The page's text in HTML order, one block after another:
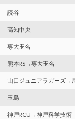
読谷
高知中央
専大玉名
熊本RS→専大玉名
山口ジュニアラガーズ→尾
玉島
神戸RCU→神戸科学技術